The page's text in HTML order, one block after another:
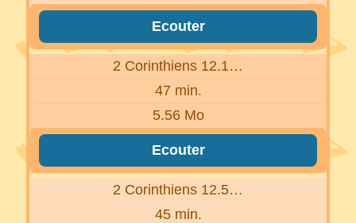
Ecouter
2 Corinthiens 12.1…
47 min.
5.56 Mo
Ecouter
2 Corinthiens 12.5…
45 min.